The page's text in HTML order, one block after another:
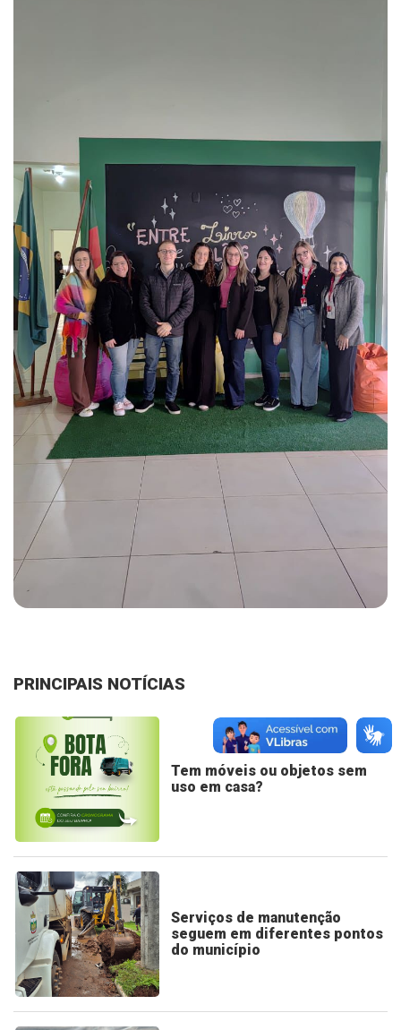
Tem móveis ou objetos sem
uso em casa?
seguem em diferentes pontos
do município